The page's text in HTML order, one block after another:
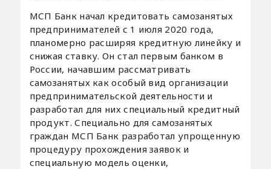
МСП Банк начал кредитовать самозанятых
предпринимателей с 1 июля 2020 года,
планомерно расширяя кредитную линейку и
снижая ставку. Он стал первым банком в
России, начавшим рассматривать
самозанятых как особый вид организации
предпринимательской деятельности и
разработал для них специальный кредитный
продукт. Специально для самозанятых
граждан МСП Банк разработал упрощенную
процедуру прохождения заявок и
специальную модель оценки,